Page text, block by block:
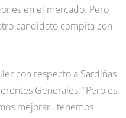
en el mercado. Pero
candidato compita con
con respecto a Sardiñas
Generales. “Pero es
mejorar…tenemos